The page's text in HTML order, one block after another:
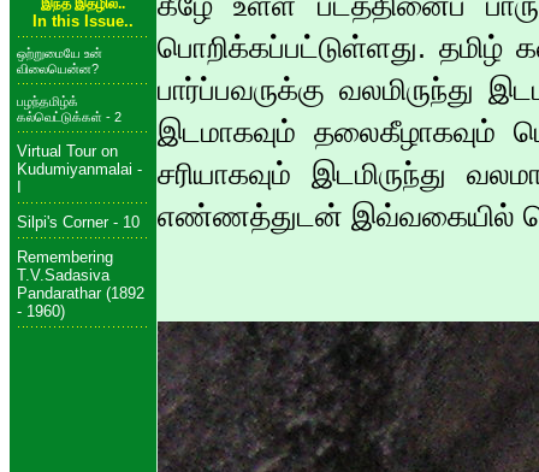
இந்த இதழில்..
In this Issue..
ஒற்றுமையே உன்
விலையென்ன?
பழந்தமிழ்க்
கல்வெட்டுக்கள் - 2
Virtual Tour on
Kudumiyanmalai -
Silpi's Corner - 10
Remembering
T.V.Sadasiva
Pandarathar (1892
- 1960)
பொறிக்கப்பட்டுள்ளது. தமிழ்
பார்ப்பவருக்கு வலமிருந்து
இடமாகவும் தலைகீழாகவும்
சரியாகவும் இடமிருந்து
எண்ணத்துடன் இவ்வகையில்